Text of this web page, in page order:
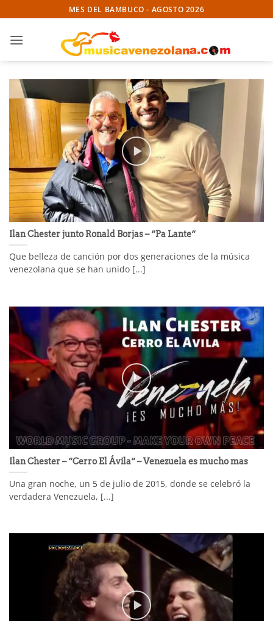
to
content
MES DEL BAMBUCO - AGOSTO 2026
Ilan Chester junto Ronald Borjas – “Pa Lante“
Que belleza de canción por dos generaciones de la música
venezolana que se han unido [...]
Ilan Chester – “Cerro El Ávila“ – Venezuela es mucho mas
Una gran noche, un 5 de julio de 2015, donde se celebró la
verdadera Venezuela, [...]